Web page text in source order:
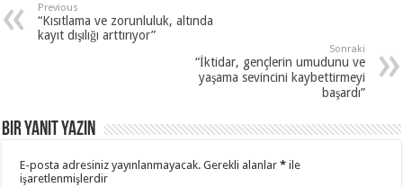
Previous
“Kısıtlama ve zorunluluk, altında
kayıt dışılığı arttırıyor”
Sonraki
“İktidar, gençlerin umudunu ve
yaşama sevincini kaybettirmeyi
başardı”
Bir yanıt yazın
E-posta adresiniz yayınlanmayacak. Gerekli alanlar* ile
işaretlenmişlerdir